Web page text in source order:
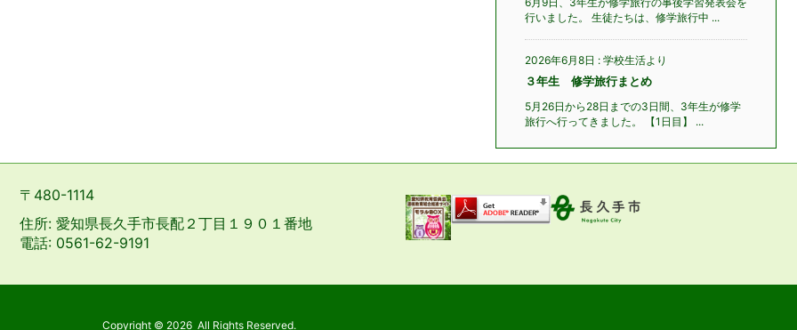
行いました。 生徒たちは、修学旅行中 ...
2026年6月8日 : 学校生活より
３年生 修学旅行まとめ
5月26日から28日までの3日間、3年生が修学
旅行へ行ってきました。 【1日目】 ...
〒480-1114
住所: 愛知県長久手市長配２丁目１９０１番地
電話: 0561-62-9191
Copyright © 2026 All Rights Reserved.